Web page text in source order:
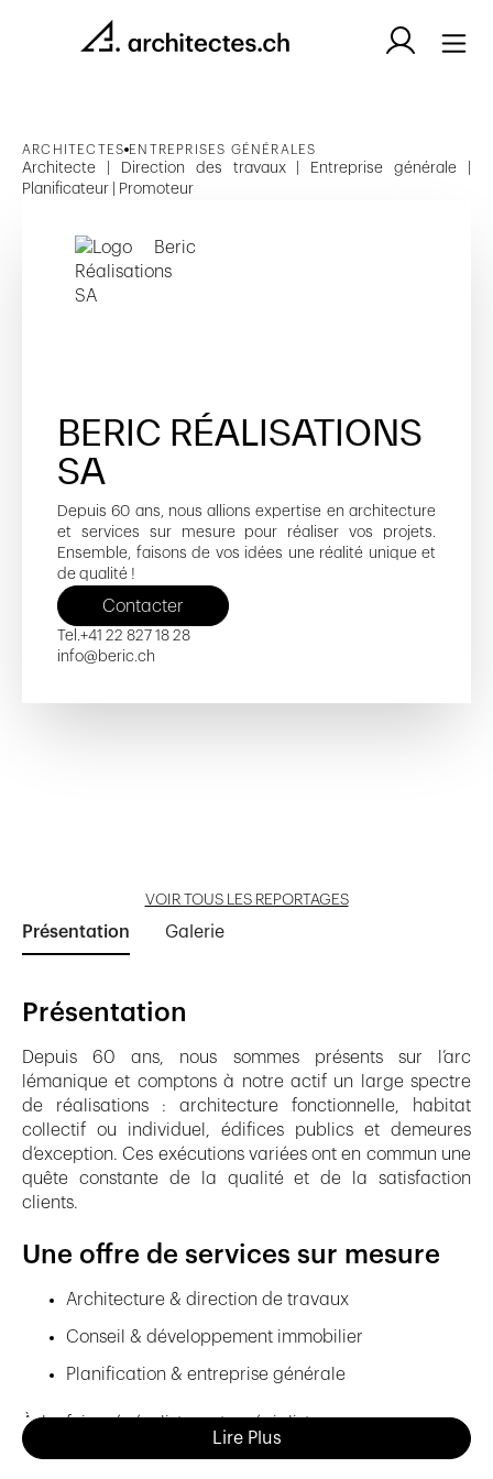
ARCHITECTES ENTREPRISES GÉNÉRALES
Architecte | Direction des travaux | Entreprise générale |
Planificateur | Promoteur
BERIC RÉALISATIONS
SA
Depuis 60 ans, nous allions expertise en architecture
et services sur mesure pour réaliser vos projets.
Ensemble, faisons de vos idées une réalité unique et
de qualité !
Contacter
Tel.+41 22 827 18 28
info@beric.ch
VOIR TOUS LES REPORTAGES
Présentation Galerie
Présentation
Depuis 60 ans, nous sommes présents sur l’arc
lémanique et comptons à notre actif un large spectre
de réalisations : architecture fonctionnelle, habitat
collectif ou individuel, édifices publics et demeures
d’exception. Ces exécutions variées ont en commun une
quête constante de la qualité et de la satisfaction
clients.
Une offre de services sur mesure
Architecture & direction de travaux
Conseil & développement immobilier
Planification & entreprise générale
À la fois généralistes et spécialistes, nous proposons
une offre de services personnalisés à travers un large
Lire Plus